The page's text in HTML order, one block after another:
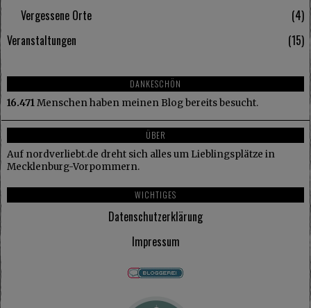
Vergessene Orte
4
Veranstaltungen
15
DANKESCHÖN
16.471Menschen haben meinen Blog bereits besucht.
ÜBER
Auf nordverliebt.de dreht sich alles um Lieblingsplätze in
Mecklenburg-Vorpommern.
WICHTIGES
Datenschutzerklärung
Impressum